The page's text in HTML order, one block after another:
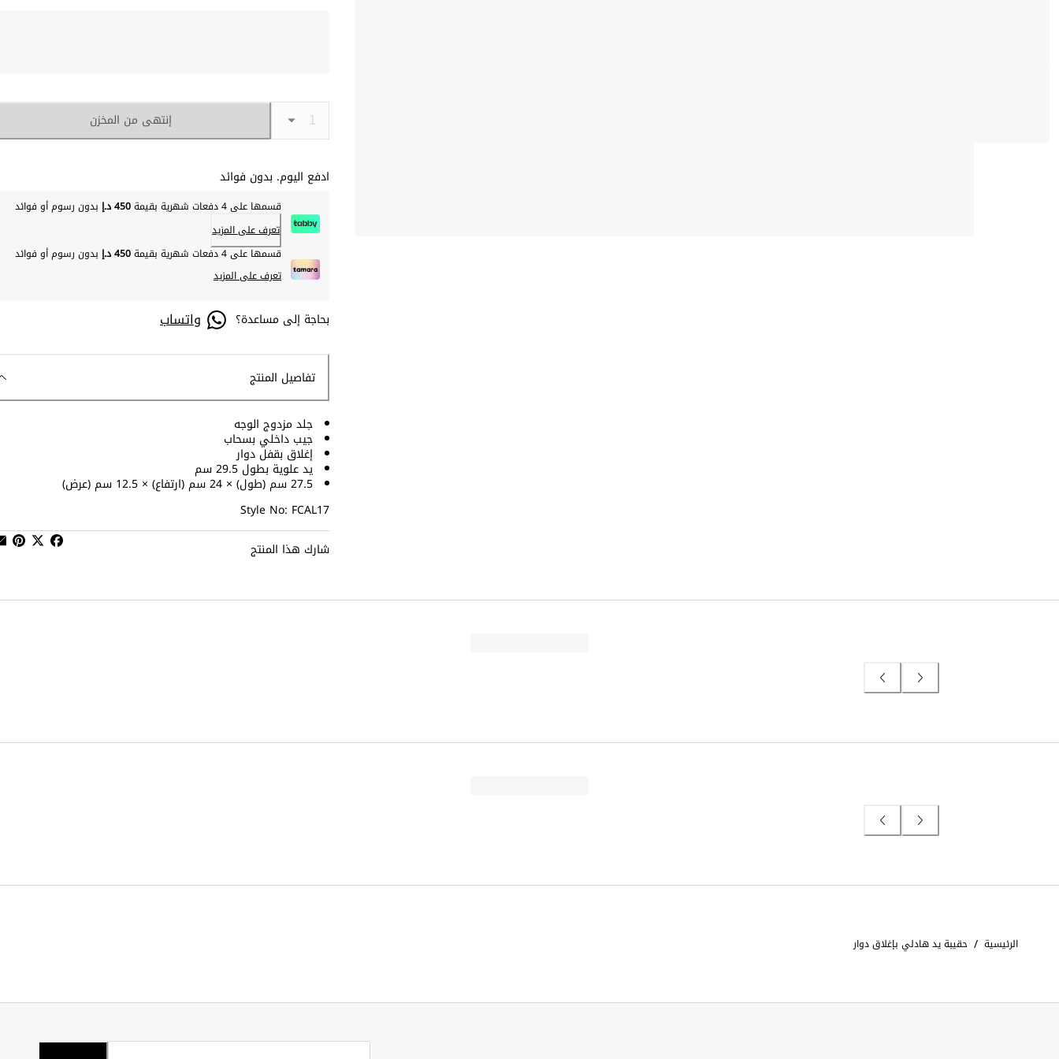
إنتهى من المخزن
ادفع اليوم. بدون فوائد
قسمها على 4 دفعات شهرية بقيمة 450 د.إ
بدون رسوم أو فوائد
تعرف على المزيد
قسمها على 4 دفعات شهرية بقيمة
450 د.إ
بدون رسوم أو فوائد
تعرف على المزيد
بحاجة إلى مساعدة؟ واتساب
تفاصيل المنتج
جلد مزدوج الوجه
جيب داخلي بسحاب
إغلاق بقفل دوار
يد علوية بطول 29.5 سم
27.5 سم (طول) × 24 سم (ارتفاع) × 12.5 سم (عرض)
Style No: FCAL17
شارك هذا المنتج
الرئيسية / حقيبة يد هادلي بإغلاق دوار